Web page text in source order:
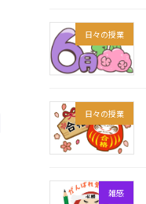
日々の授業
日々の授業
雑感